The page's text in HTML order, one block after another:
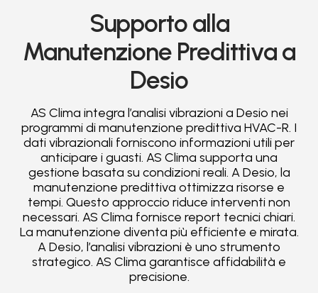
Supporto alla
Manutenzione Predittiva a
Desio
AS Clima integra l’analisi vibrazioni a Desio nei
programmi di manutenzione predittiva HVAC-R. I
dati vibrazionali forniscono informazioni utili per
anticipare i guasti. AS Clima supporta una
gestione basata su condizioni reali. A Desio, la
manutenzione predittiva ottimizza risorse e
tempi. Questo approccio riduce interventi non
necessari. AS Clima fornisce report tecnici chiari.
La manutenzione diventa più efficiente e mirata.
A Desio, l’analisi vibrazioni è uno strumento
strategico. AS Clima garantisce affidabilità e
precisione.